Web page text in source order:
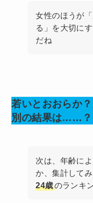
女性のほうが
る」を大切に
だね
若いとおおらか
別の結果は……？
次は、年齢に
か、集計して
24歳のランキ